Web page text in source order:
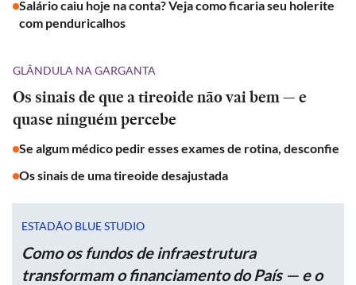
Salário caiu hoje na conta? Veja como ficaria seu holerite
com penduricalhos
GLÂNDULA NA GARGANTA
Os sinais de que a tireoide não vai bem — e
quase ninguém percebe
Se algum médico pedir esses exames de rotina, desconfie
Os sinais de uma tireoide desajustada
ESTADÃO BLUE STUDIO
Como os fundos de infraestrutura
transformam o financiamento do País — e o